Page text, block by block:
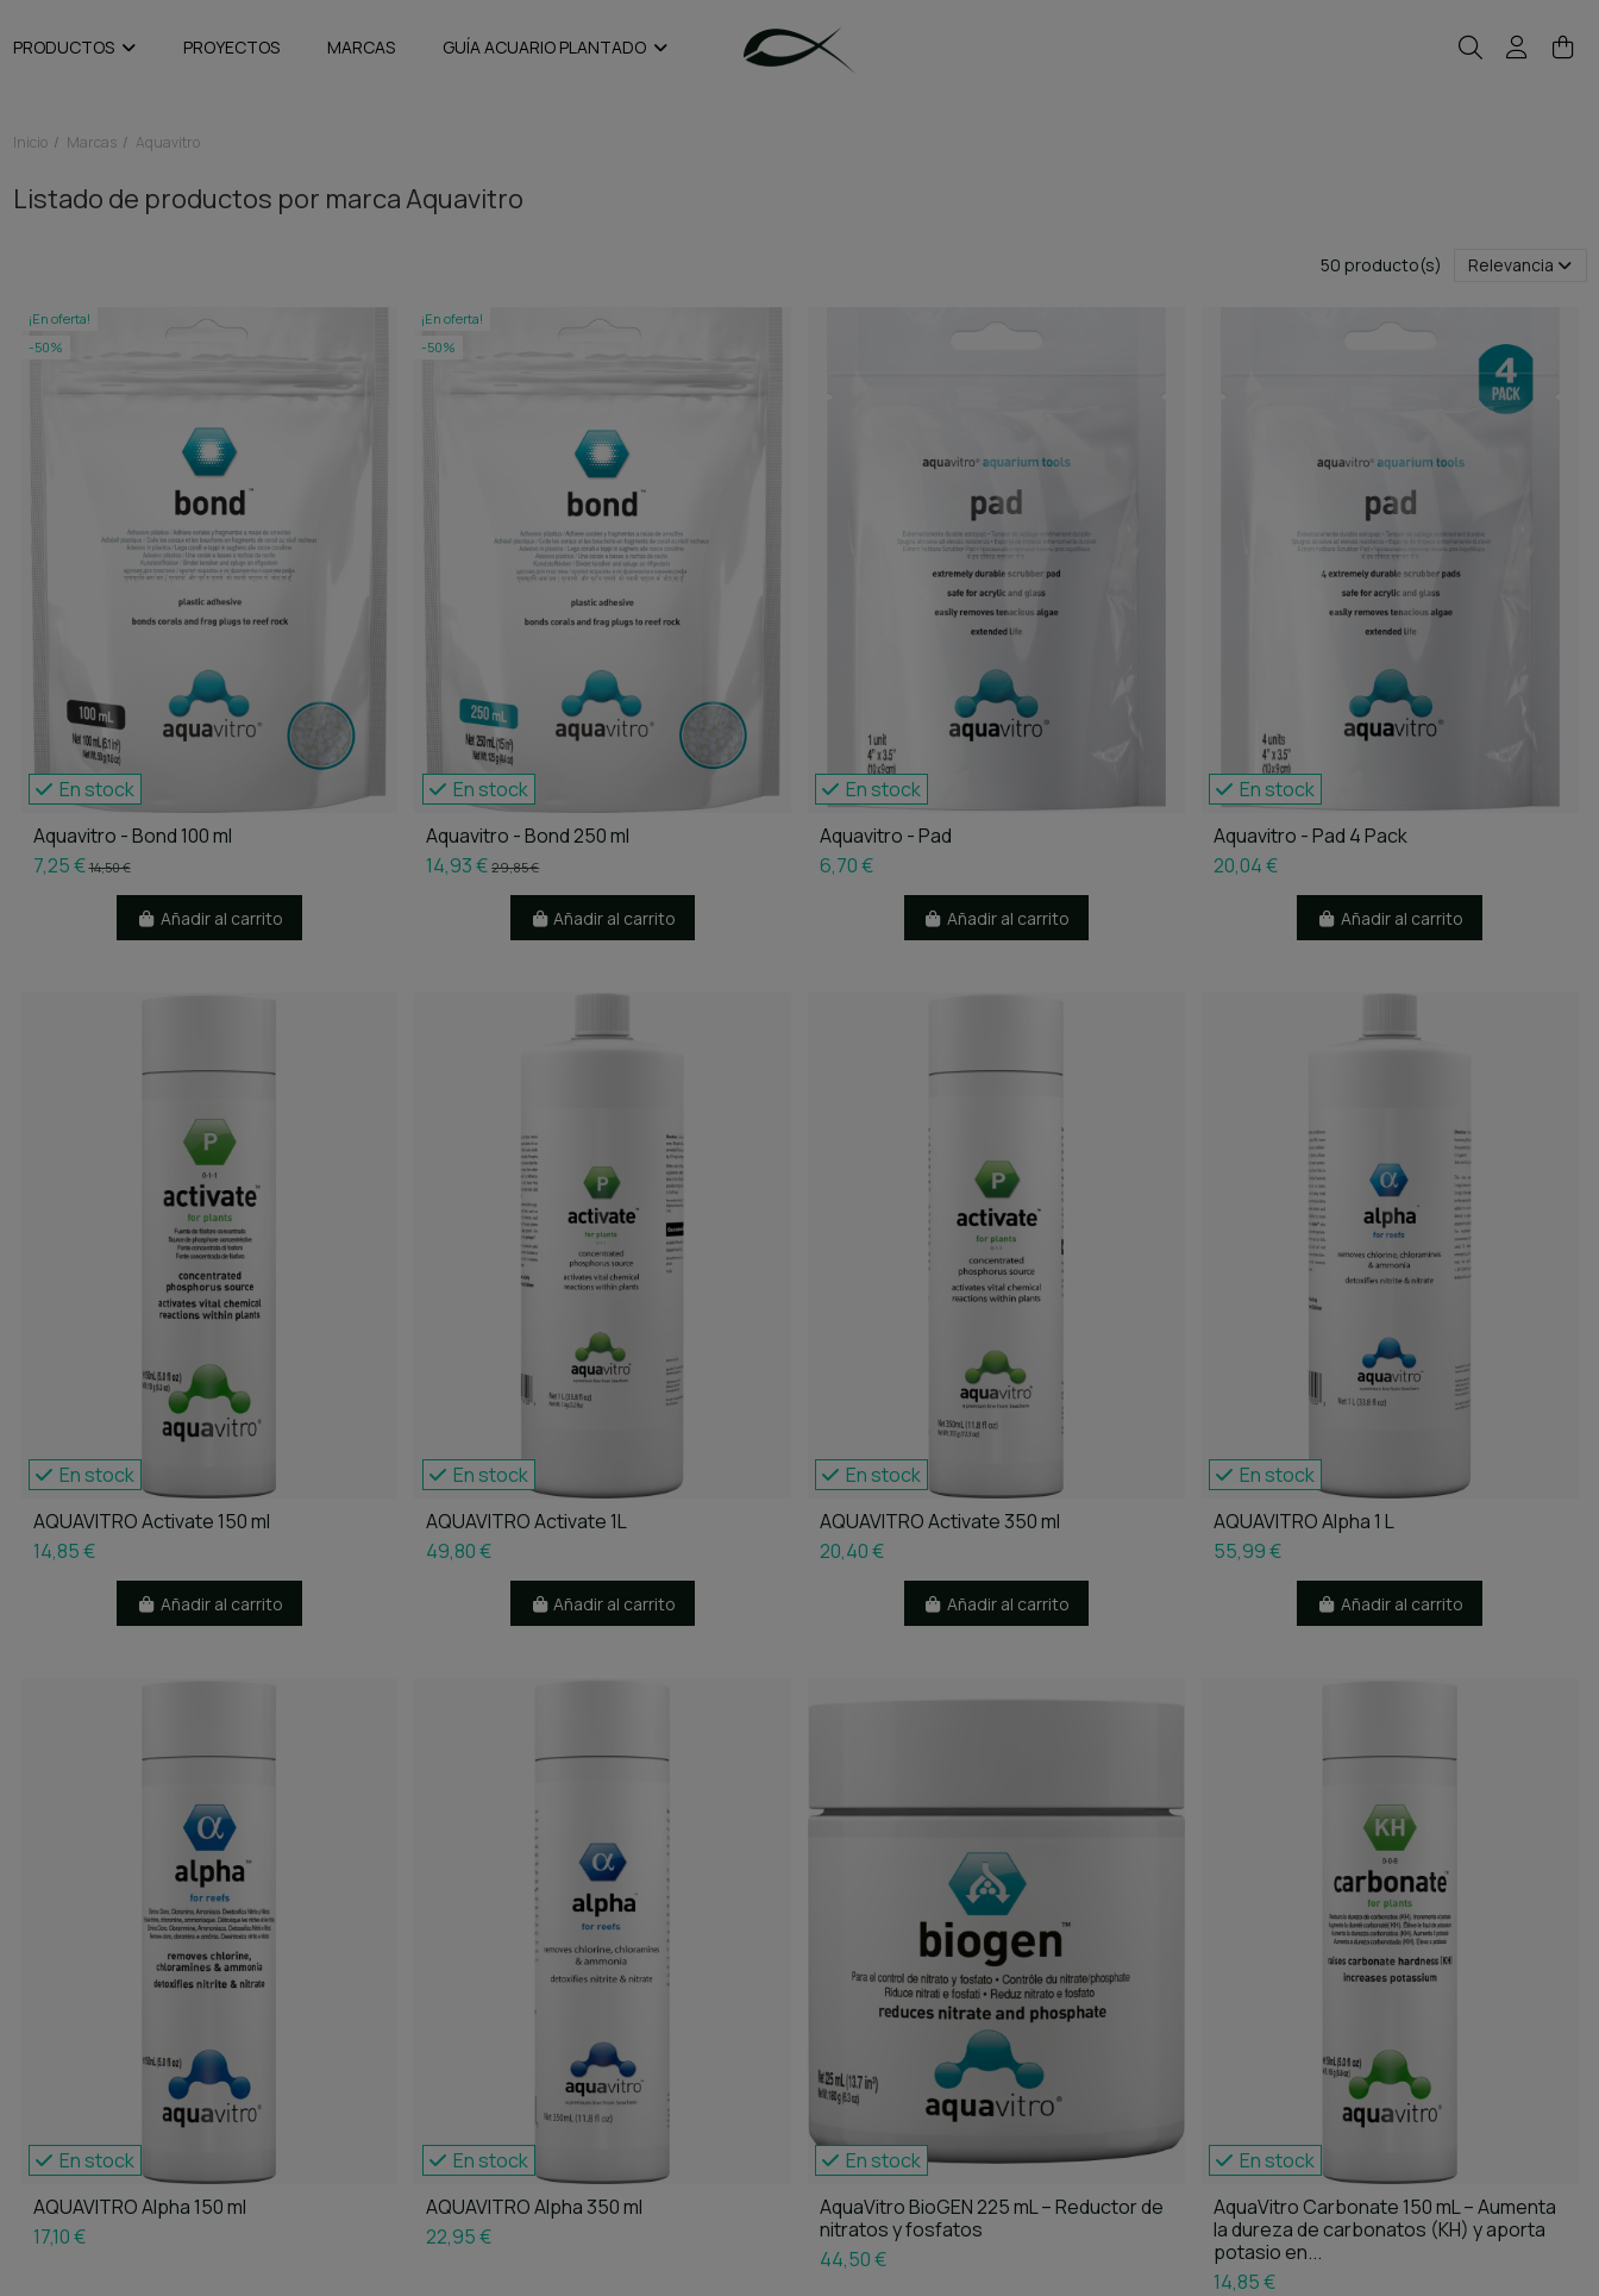
PRODUCTOS PROYECTOS MARCAS GUÍA ACUARIO PLANTADO
Inicio Marcas Aquavitro
Listado de productos por marca Aquavitro
50 producto(s) Relevancia
¡En oferta!
-50%
En stock
Aquavitro - Bond 100 ml
7,25 €14,50 €
Añadir al carrito
¡En oferta!
-50%
En stock
Aquavitro - Bond 250 ml
14,93 €29,85 €
Añadir al carrito
En stock
Aquavitro - Pad
6,70 €
Añadir al carrito
En stock
Aquavitro - Pad 4 Pack
20,04 €
Añadir al carrito
En stock
AQUAVITRO Activate 150 ml
14,85 €
Añadir al carrito
En stock
AQUAVITRO Activate 1L
49,80 €
Añadir al carrito
En stock
AQUAVITRO Activate 350 ml
20,40 €
Añadir al carrito
En stock
AQUAVITRO Alpha 1 L
55,99 €
Añadir al carrito
En stock
AQUAVITRO Alpha 150 ml
17,10 €
En stock
AQUAVITRO Alpha 350 ml
22,95 €
En stock
AquaVitro BioGEN 225 mL – Reductor de
nitratos y fosfatos
44,50 €
En stock
AquaVitro Carbonate 150 mL – Aumenta
la dureza de carbonatos (KH) y aporta
potasio en...
14,85 €